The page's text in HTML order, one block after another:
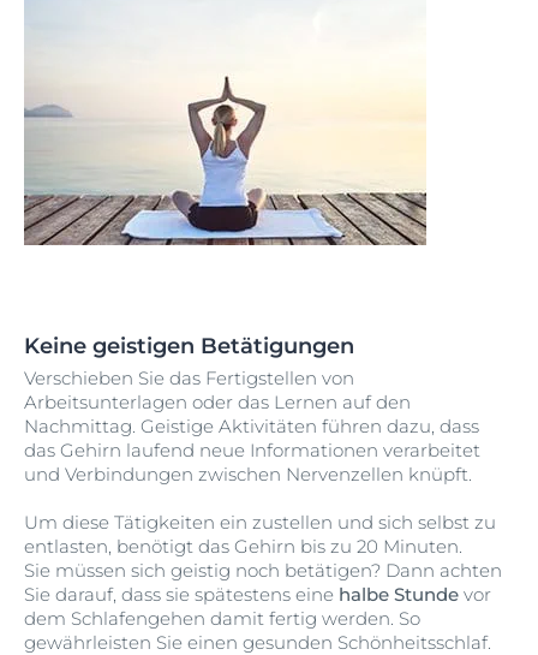
Keine geistigen Betätigungen
Verschieben Sie das Fertigstellen von
Arbeitsunterlagen oder das Lernen auf den
Nachmittag. Geistige Aktivitäten führen dazu, dass
das Gehirn laufend neue Informationen verarbeitet
und Verbindungen zwischen Nervenzellen knüpft.
Um diese Tätigkeiten ein zustellen und sich selbst zu
entlasten, benötigt das Gehirn bis zu 20 Minuten.
Sie müssen sich geistig noch betätigen? Dann achten
Sie darauf, dass sie spätestens eine halbe Stunde vor
dem Schlafengehen damit fertig werden. So
gewährleisten Sie einen gesunden Schönheitsschlaf.